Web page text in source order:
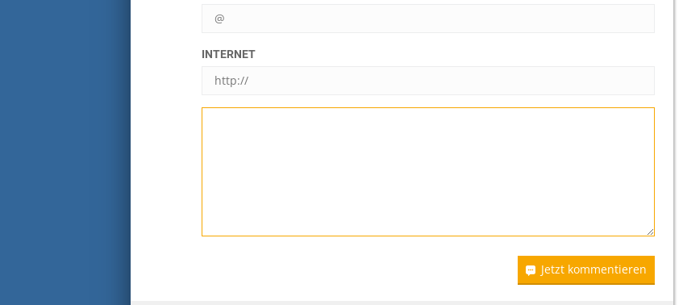
INTERNET
Jetzt kommentieren